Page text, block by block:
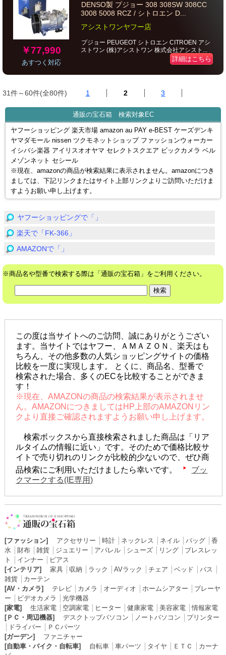
￥77,990
あすつく対応
DENSO製 プジョー 308 308SW 308CC
3008 5008 RCZ / シトロエン D...
アシストワンヤフー店
プジョー PEUGEOT シトロエン CITROEN アシ
ストワン (株)アシストワン 株式会社アシスト...
詳細はこちら
31件～60件(全80件) 1 2 3
通販の宝石箱 検索対象EC
ヤフーショッピング 楽天市場 amazon au PAY e-BEST ケーズデンキ
ヤマダモール nissen ツクモネットショップ ファッションウォーカー
イシバシ楽器 アイリスオオヤマ セレクトスクエア ビックカメラ ベル
メゾンネット セシール
※現在、amazonの商品が検索結果に表示されません。amazonにつき
ましては、下記リンクまたはサイト上部リンクよりご訪問いただけま
すようお願い申し上げます。
ヤフーショッピングで「」
楽天で「FK-366」
AMAZONで「」
※商品名や型番で検索する際は「通販の宝石箱」をご利用ください。
この度は当サイトへのご訪問、誠にありがとうござい
ます。当サイトではヤフー、ＡＭＡＺＯＮ、楽天はも
ちろん、その他多数の人気ショッピングサイトの価格
比較を一度に実現します。 とくに、商品名、型番で
検索された場合、多くのECを比較することができま
す！
※現在、AMAZONの商品の検索結果が表示されませ
ん。AMAZONにつきましてはHP上部のAMAZONリン
クより直接ご確認されますようお願い申し上げます。
検索ボックスから直接検索されました商品は「リア
ルタイムの情報に近い」です。そのためで価格比較サ
イトで売り切れのリンクが比較的少ないので、ぜひ商
品検索にご利用いただけましたら幸いです。
ブッ
クマークする(IE専用)
[ファッション] アクセサリー 時計│ ネックレス ネイル│ バッグ│ 香
水
財布│ 雑貨│ ジュエリー アパレル│ シューズ│ リング│ ブレスレッ
ト
インナー
ピアス
[インテリア]
家具│ 収納 ラック AVラック チェア ベッド バス
雑貨│ カーテン
[AV・カメラ]
テレビ│ カメラ オーディオ ホームシアター
プレーヤ
ー
ビデオカメラ
光学機器
[家電]
生活家電│ 空調家電│ ヒーター 健康家電│ 美容家電│情報家電
[ＰＣ・周辺機器]
デスクトップパソコン ノートパソコン
プリンター
ドライバー
ＰＣパーツ
[ガーデン]
ファニチャー
[自動車・バイク・自転車]
自転車│ 車パーツ タイヤ ＥＴＣ
カーナ